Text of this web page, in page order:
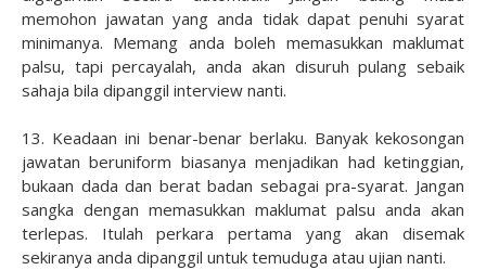
memohon jawatan yang anda tidak dapat penuhi syarat
minimanya. Memang anda boleh memasukkan maklumat
palsu, tapi percayalah, anda akan disuruh pulang sebaik
sahaja bila dipanggil interview nanti.
13. Keadaan ini benar-benar berlaku. Banyak kekosongan
jawatan beruniform biasanya menjadikan had ketinggian,
bukaan dada dan berat badan sebagai pra-syarat. Jangan
sangka dengan memasukkan maklumat palsu anda akan
terlepas. Itulah perkara pertama yang akan disemak
sekiranya anda dipanggil untuk temuduga atau ujian nanti.